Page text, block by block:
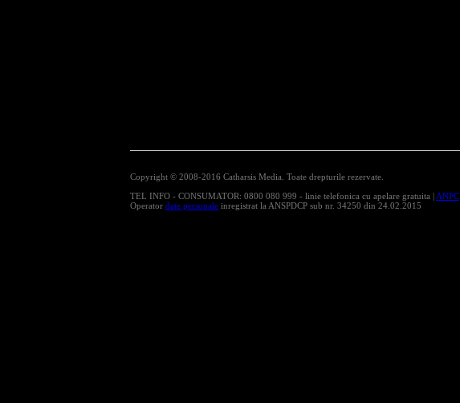
Copyright © 2008-2016 Catharsis Media. Toate drepturile rezervate.
TEL INFO - CONSUMATOR: 0800 080 999 - linie telefonica cu apelare gratuita | ANPC
Operator date personale inregistrat la ANSPDCP sub nr. 34250 din 24.02.2015